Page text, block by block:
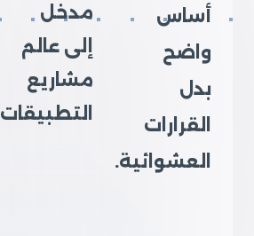
أساس
واضح
بدل
القرارات
العشوائية.
مدخل
إلى عالم
مشاريع
التطبيقات